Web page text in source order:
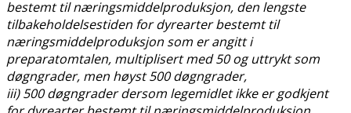
bestemt til næringsmiddelproduksjon, den lengste
tilbakeholdelsestiden for dyrearter bestemt til
næringsmiddelproduksjon som er angitt i
preparatomtalen, multiplisert med 50 og uttrykt som
døgngrader, men høyst 500 døgngrader,
iii) 500 døgngrader dersom legemidlet ikke er godkjent